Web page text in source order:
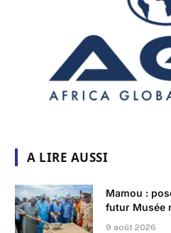
A LIRE AUSSI
Mamou :
futur Musée
9 août 2026